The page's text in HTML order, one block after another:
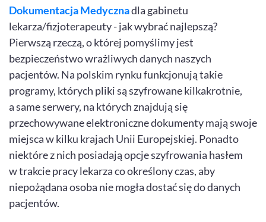
Dokumentacja Medycznadla gabinetu
lekarza/fizjoterapeuty - jak wybrać najlepszą?
Pierwszą rzeczą, o której pomyślimy jest
bezpieczeństwo wrażliwych danych naszych
pacjentów. Na polskim rynku funkcjonują takie
programy, których pliki są szyfrowane kilkakrotnie,
a same serwery, na których znajdują się
przechowywane elektroniczne dokumenty mają swoje
miejsca w kilku krajach Unii Europejskiej. Ponadto
niektóre z nich posiadają opcje szyfrowania hasłem
w trakcie pracy lekarza co określony czas, aby
niepożądana osoba nie mogła dostać się do danych
pacjentów.